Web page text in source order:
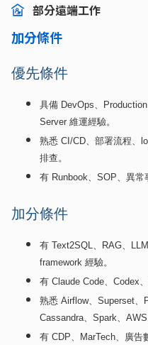
部分遠端工作
加分條件
優先條件
具備 DevOps
Server 維運經驗。
熟悉 CI/CD 、部署流程、
排查。
有 Runbook SOP 、異
加分條件
有 Text2SQL RAG
framework 經驗。
有 Claude Code Codex
熟悉 Airflow、 Superset
Cassandra
Spark AWS
有 CDP MarTech 、廣告